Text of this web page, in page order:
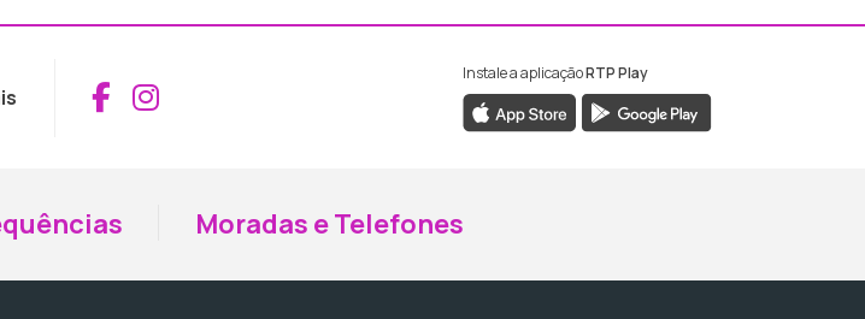
Aceder ao Facebook da RTP Madeira
Aceder ao Instagram da RTP Madeira
Instale a aplicaçãoRTP Play
Moradas e Telefones